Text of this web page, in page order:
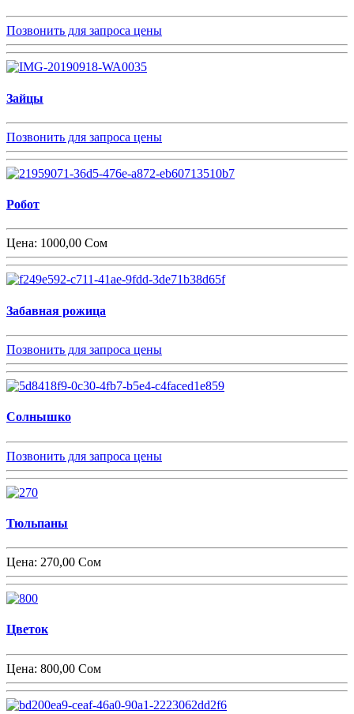
Позвонить для запроса цены
Зайцы
Позвонить для запроса цены
Робот
Цена: 1000,00 Сом
Забавная рожица
Позвонить для запроса цены
Солнышко
Позвонить для запроса цены
Тюльпаны
Цена: 270,00 Сом
Цветок
Цена: 800,00 Сом